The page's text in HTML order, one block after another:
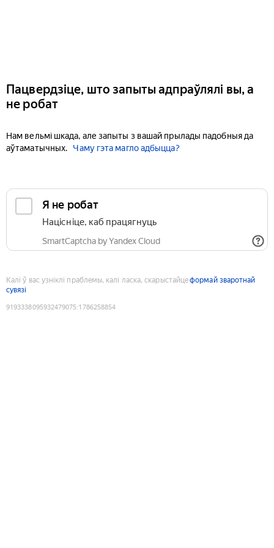
Пацвердзіце, што запыты адпраўлялі вы, а
не робат
Нам вельмі шкада, але запыты з вашай прылады падобныя да
аўтаматычных.
Чаму гэта магло адбыцца?
Я не робат
Націсніце, каб працягнуць
SmartCaptcha by Yandex Cloud
Калі ў вас узніклі праблемы, калі ласка, скарыстайцеформай зваротнай
сувязі
9193338095932479075:1786258854